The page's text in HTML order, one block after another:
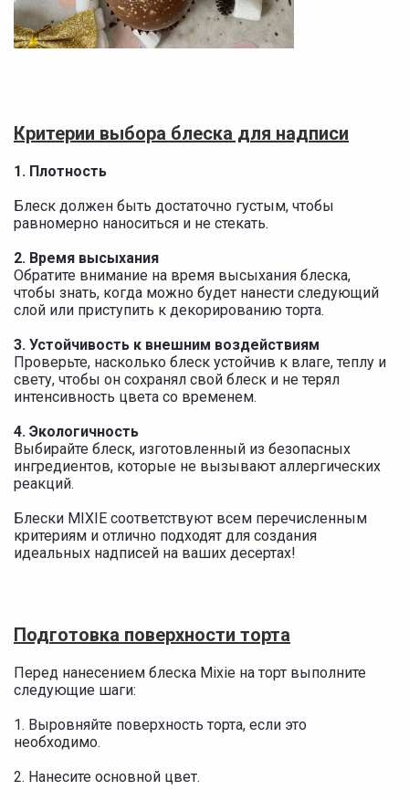
Критерии выбора блеска для надписи
1. Плотность
Блеск должен быть достаточно густым, чтобы
равномерно наноситься и не стекать.
2. Время высыхания
Обратите внимание на время высыхания блеска,
чтобы знать, когда можно будет нанести следующий
слой или приступить к декорированию торта.
3. Устойчивость к внешним воздействиям
Проверьте, насколько блеск устойчив к влаге, теплу и
свету, чтобы он сохранял свой блеск и не терял
интенсивность цвета со временем.
4. Экологичность
Выбирайте блеск, изготовленный из безопасных
ингредиентов, которые не вызывают аллергических
реакций.
Блески MIXIE соответствуют всем перечисленным
критериям и отлично подходят для создания
идеальных надписей на ваших десертах!
Подготовка поверхности торта
Перед нанесением блеска Mixie на торт выполните
следующие шаги:
1. Выровняйте поверхность торта, если это
необходимо.
2. Нанесите основной цвет.